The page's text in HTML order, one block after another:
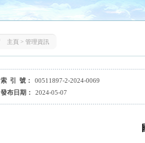
主頁 > 管理資訊
索 引 號：
00511897-2-2024-0069
發布日期：
2024-05-07